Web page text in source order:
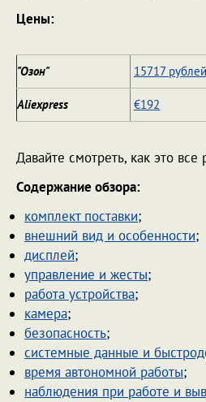
Цены:
"Озон" 15717 рублей
Aliexpress €192
Давайте смотреть, как это все
Содержание обзора:
комплект поставки;
внешний вид и особенности;
дисплей;
управление и жесты;
работа устройства;
камера;
безопасность;
системные данные и
время автономной работы;
наблюдения при работе и